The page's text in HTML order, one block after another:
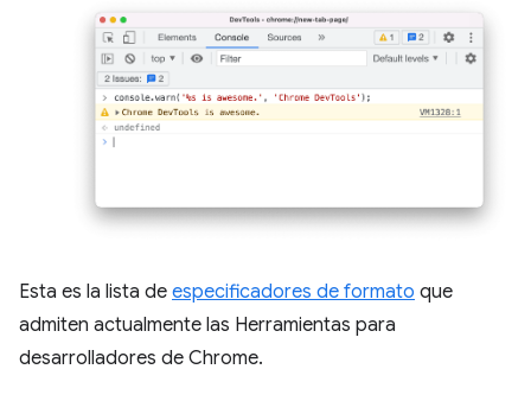
Esta es la lista de especificadores de formato que
admiten actualmente las Herramientas para
desarrolladores de Chrome.